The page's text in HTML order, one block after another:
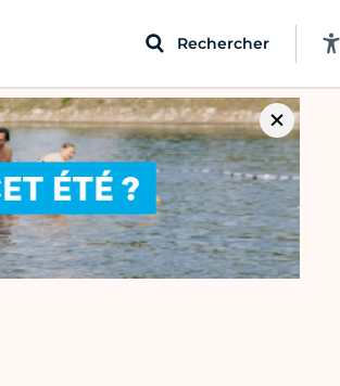
Rechercher